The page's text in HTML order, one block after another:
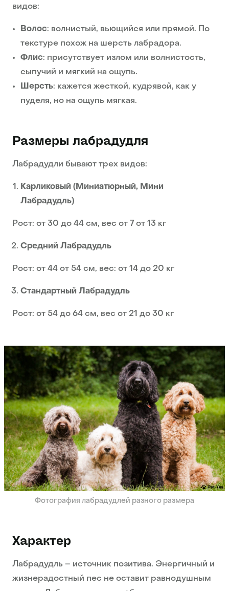
видов:
Волос: волнистый, вьющийся или прямой. По
текстуре похож на шерсть лабрадора.
Флис: присутствует излом или волнистость,
сыпучий и мягкий на ощупь.
Шерсть: кажется жесткой, кудрявой, как у
пуделя, но на ощупь мягкая.
Размеры лабрадудля
Лабрадудли бывают трех видов:
Карликовый (Миниатюрный, Мини
Лабрадудль)
Рост: от 30 до 44 см, вес от 7 от 13 кг
Средний Лабрадудль
Рост: от 44 от 54 см, вес: от 14 до 20 кг
Стандартный Лабрадудль
Рост: от 54 до 64 см, вес от 21 до 30 кг
Фотография лабрадудлей разного размера
Характер
Лабрадудль – источник позитива. Энергичный и
жизнерадостный пес не оставит равнодушным